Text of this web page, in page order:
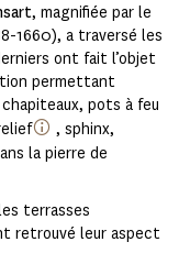
, magnifiée par le
1660), a traversé les
ont fait l’objet
permettant
chapiteaux, pots à feu
, sphinx,
la pierre de
terrasses
retrouvé leur aspect